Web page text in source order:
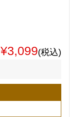
¥3,099(税込)